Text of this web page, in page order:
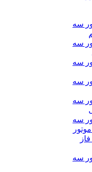
سه
سه
سه
سه
سه
سه
سه